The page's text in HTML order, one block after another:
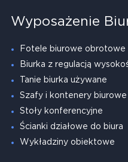
Wyposażenie
Fotele biurowe obrotowe
Biurka z regulacją
Tanie biurka używane
Szafy i kontenery biurowe
Stoły konferencyjne
Ścianki działowe do biura
Wykładziny obiektowe